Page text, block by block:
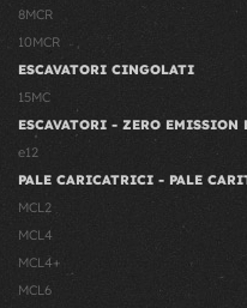
8MCR
10MCR
ESCAVATORI CINGOLATI
15MC
ESCAVATORI - ZERO EMISSION
e12
PALE CARICATRICI - PALE
MCL2
MCL4
MCL4+
MCL6